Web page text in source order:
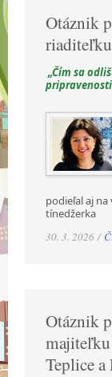
Otáznik
„Čím sa
podieľal aj
tínedžerka
30. 3. 2026 /
Otáznik
majiteľku
Teplice a